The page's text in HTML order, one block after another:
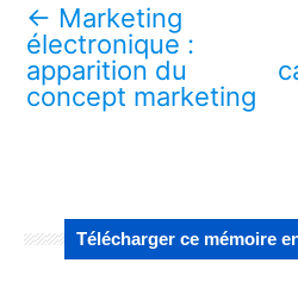
← Marketing
électronique :
apparition du
concept marketing
Télécharger ce mémoire